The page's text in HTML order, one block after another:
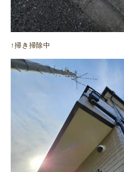
↑掃き掃除中